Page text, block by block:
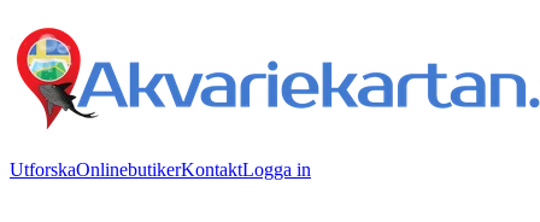
UtforskaOnlinebutikerKontaktLogga in